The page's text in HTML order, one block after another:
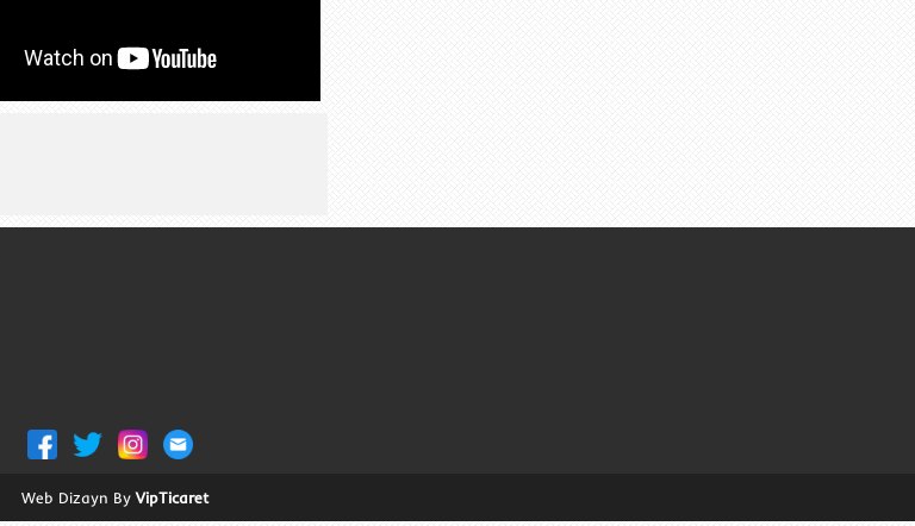
Web Dizayn ByVipTicaret